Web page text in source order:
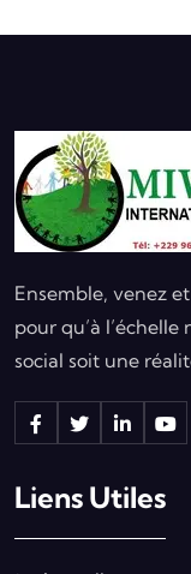
Ensemble, venez
pour qu’à
social soit une
Liens Utiles